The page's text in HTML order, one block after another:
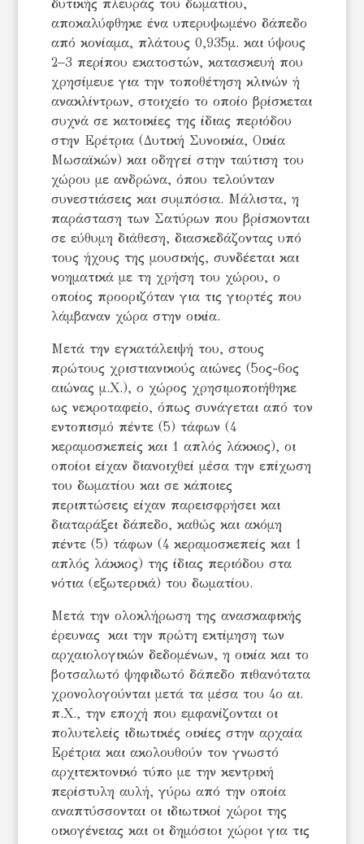
δυτικής πλευράς του δωματίου,
αποκαλύφθηκε ένα υπερυψωμένο δάπεδο
από κονίαμα, πλάτους 0,935μ. και ύψους
2–3 περίπου εκατοστών, κατασκευή που
χρησίμευε για την τοποθέτηση κλινών ή
ανακλίντρων, στοιχείο το οποίο βρίσκεται
συχνά σε κατοικίες της ίδιας περιόδου
στην Ερέτρια (Δυτική Συνοικία, Οικία
Μωσαϊκών) και οδηγεί στην ταύτιση του
χώρου με ανδρώνα, όπου τελούνταν
συνεστιάσεις και συμπόσια. Μάλιστα, η
παράσταση των Σατύρων που βρίσκονται
σε εύθυμη διάθεση, διασκεδάζοντας υπό
τους ήχους της μουσικής, συνδέεται και
νοηματικά με τη χρήση του χώρου, ο
οποίος προοριζόταν για τις γιορτές που
λάμβαναν χώρα στην οικία.
Μετά την εγκατάλειψή του, στους
πρώτους χριστιανικούς αιώνες (5ος-6ος
αιώνας μ.Χ.), ο χώρος χρησιμοποιήθηκε
ως νεκροταφείο, όπως συνάγεται από τον
εντοπισμό πέντε (5) τάφων (4
κεραμοσκεπείς και 1 απλός λάκκος), οι
οποίοι είχαν διανοιχθεί μέσα την επίχωση
του δωματίου και σε κάποιες
περιπτώσεις είχαν παρεισφρήσει και
διαταράξει δάπεδο, καθώς και ακόμη
πέντε (5) τάφων (4 κεραμοσκεπείς και 1
απλός λάκκος) της ίδιας περιόδου στα
νότια (εξωτερικά) του δωματίου.
Μετά την ολοκλήρωση της ανασκαφικής
έρευνας και την πρώτη εκτίμηση των
αρχαιολογικών δεδομένων, η οικία και το
βοτσαλωτό ψηφιδωτό δάπεδο πιθανότατα
χρονολογούνται μετά τα μέσα του 4ο αι.
π.Χ., την εποχή που εμφανίζονται οι
πολυτελείς ιδιωτικές οικίες στην αρχαία
Ερέτρια και ακολουθούν τον γνωστό
αρχιτεκτονικό τύπο με την κεντρική
περίστυλη αυλή, γύρω από την οποία
αναπτύσσονται οι ιδιωτικοί χώροι της
οικογένειας και οι δημόσιοι χώροι για τις